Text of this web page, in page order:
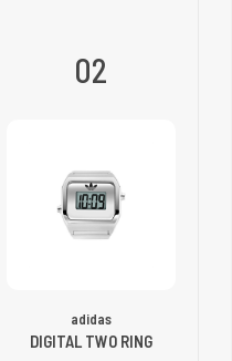
02
adidas
DIGITAL TWO RING